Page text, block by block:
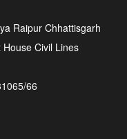
Raipur Chhattisgarh
Civil Lines
66